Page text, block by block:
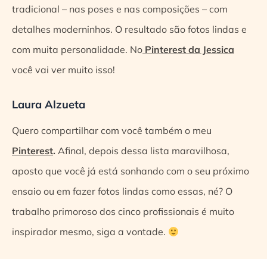
tradicional – nas poses e nas composições – com
detalhes moderninhos. O resultado são fotos lindas e
com muita personalidade. No Pinterest da Jessica
você vai ver muito isso!
Laura Alzueta
Quero compartilhar com você também o meu
Pinterest. Afinal, depois dessa lista maravilhosa,
aposto que você já está sonhando com o seu próximo
ensaio ou em fazer fotos lindas como essas, né? O
trabalho primoroso dos cinco profissionais é muito
inspirador mesmo, siga a vontade.